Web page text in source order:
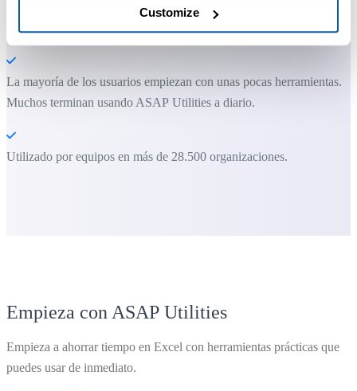
Customize
Puede empezar de inmediato. No se necesita formación.
La mayoría de los usuarios empiezan con unas pocas herramientas.
Muchos terminan usando ASAP Utilities a diario.
Utilizado por equipos en más de 28.500 organizaciones.
Empieza con ASAP Utilities
Empieza a ahorrar tiempo en Excel con herramientas prácticas que
puedes usar de inmediato.